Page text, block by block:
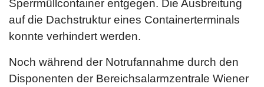
Sperrmüllcontainer entgegen. Die Ausbreitung
auf die Dachstruktur eines Containerterminals
konnte verhindert werden.
Noch während der Notrufannahme durch den
Disponenten der Bereichsalarmzentrale Wiener